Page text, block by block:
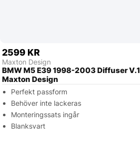
2599 KR
Maxton Design
BMW M5 E39 1998-2003 Diffuser V.1
Maxton Design
Perfekt passform
Behöver inte lackeras
Monteringssats ingår
Blanksvart